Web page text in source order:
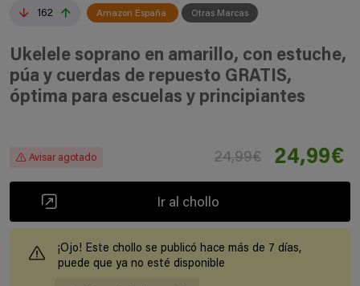
162 Amazon España Otras Marcas
Ukelele soprano en amarillo, con estuche,
púa y cuerdas de repuesto GRATIS,
óptima para escuelas y principiantes
Avisar agotado 24,99€ 24,99€
Ir al chollo
¡Ojo! Este chollo se publicó hace más de 7 días,
puede que ya no esté disponible